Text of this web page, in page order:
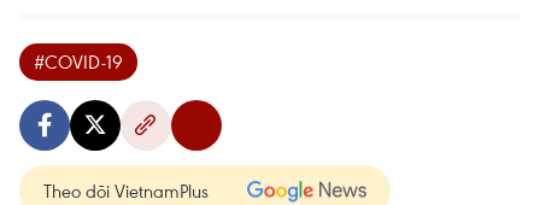
#COVID-19
Theo dõi VietnamPlus